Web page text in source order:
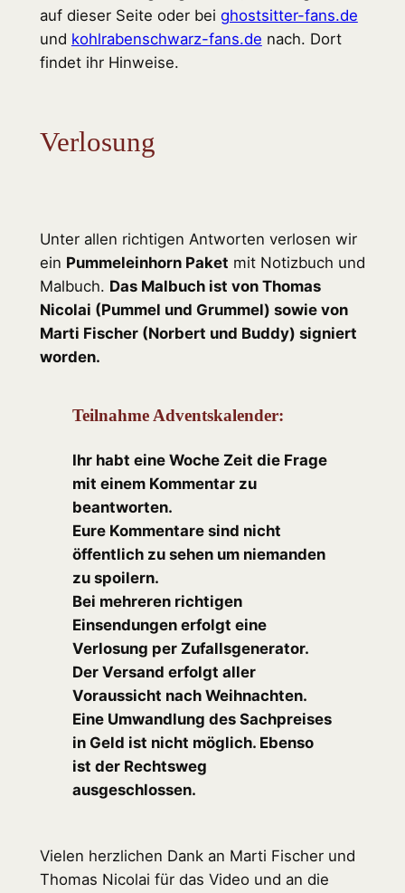
auf dieser Seite oder bei ghostsitter-fans.de
und kohlrabenschwarz-fans.de nach. Dort
findet ihr Hinweise.
Verlosung
Unter allen richtigen Antworten verlosen wir
ein Pummeleinhorn Paket mit Notizbuch und
Malbuch. Das Malbuch ist von Thomas
Nicolai (Pummel und Grummel) sowie von
Marti Fischer (Norbert und Buddy) signiert
worden.
Teilnahme Adventskalender:
Ihr habt eine Woche Zeit die Frage
mit einem Kommentar zu
beantworten.
Eure Kommentare sind nicht
öffentlich zu sehen um niemanden
zu spoilern.
Bei mehreren richtigen
Einsendungen erfolgt eine
Verlosung per Zufallsgenerator.
Der Versand erfolgt aller
Voraussicht nach Weihnachten.
Eine Umwandlung des Sachpreises
in Geld ist nicht möglich. Ebenso
ist der Rechtsweg
ausgeschlossen.
Vielen herzlichen Dank an Marti Fischer und
Thomas Nicolai für das Video und an die